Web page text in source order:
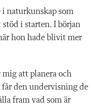
i naturkunskap som
i starten. I början
hon hade blivit mer
att planera och
får den undervisning de
fram vad som är